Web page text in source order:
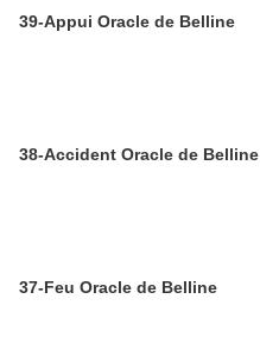
39-Appui Oracle de Belline
38-Accident Oracle de Belline
37-Feu Oracle de Belline